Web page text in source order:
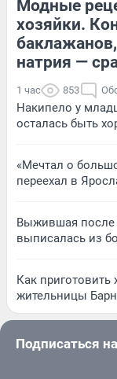
Модные
хозяйки.
натрия —
1 час 853
Накипело у
осталась быть
«Мечтал о
переехал в
Выжившая после
выписалась из
Как приготовить
жительницы
Подписаться